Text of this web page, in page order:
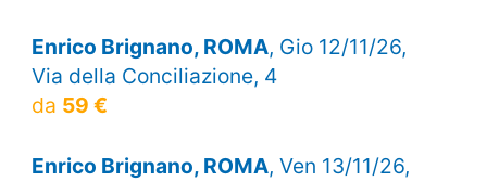
Enrico Brignano, ROMA, Gio 12/11/26,
Via della Conciliazione, 4
da 59 €
Enrico Brignano, ROMA, Ven 13/11/26,